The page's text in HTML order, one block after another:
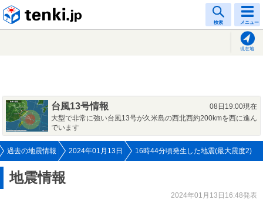
検索 メニュー
現在地
台風13号情報
08日19:00現在
大型で非常に強い台風13号が久米島の西北西約200kmを西に進ん
でいます
過去の地震情報 2024年01月13日 16時44分頃発生した地震(最大震度2)
地震情報
2024年01月13日16:48発表